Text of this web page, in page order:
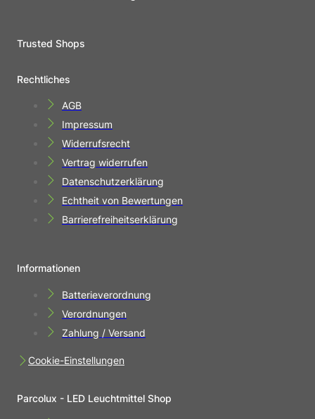
Trusted Shops
Rechtliches
AGB
Impressum
Widerrufsrecht
Vertrag widerrufen
Datenschutzerklärung
Echtheit von Bewertungen
Barrierefreiheitserklärung
Informationen
Batterieverordnung
Verordnungen
Zahlung / Versand
Cookie-Einstellungen
Parcolux - LED Leuchtmittel Shop